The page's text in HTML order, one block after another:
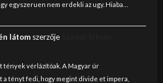
egyszeruen nem erdekli az ugy. Hiaba…
látomszerzője
tények vérlázítóak. A Magyar úr
a tényt fedi, hogy megint divide et impera,